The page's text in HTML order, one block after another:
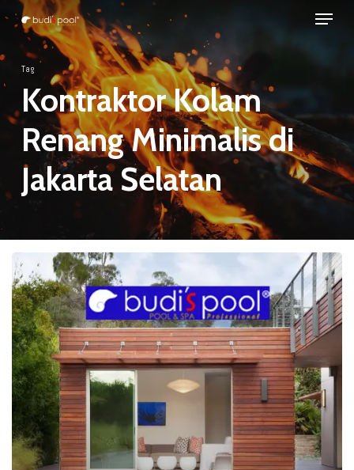
Skip
main
content
Menu
Tag
Kontraktor Kolam
Renang Minimalis di
Jakarta Selatan
JASA
Pembuatan
KOLAM
RENANG
di
JAKARTA
SELATAN